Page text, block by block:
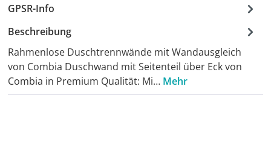
GPSR-Info
Beschreibung
Rahmenlose Duschtrennwände mit Wandausgleich
von Combia Duschwand mit Seitenteil über Eck von
Combia in Premium Qualität: Mi… Mehr